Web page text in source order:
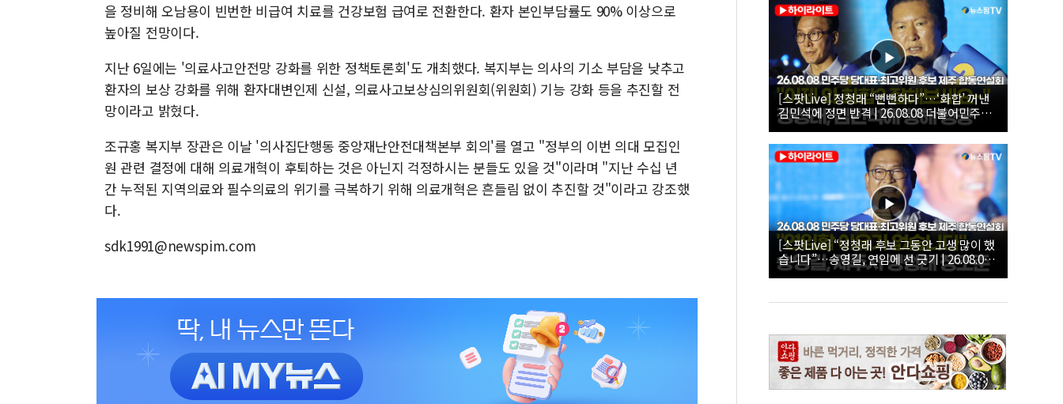
을 정비해 오남용이 빈번한 비급여 치료를 건강보험 급여로 전환한다. 환자 본인부담률도 90% 이상으로
높아질 전망이다.
지난 6일에는 '의료사고안전망 강화를 위한 정책토론회'도 개최했다. 복지부는 의사의 기소 부담을 낮추고
환자의 보상 강화를 위해 환자대변인제 신설, 의료사고보상심의위원회(위원회) 기능 강화 등을 추진할 전
망이라고 밝혔다.
조규홍 복지부 장관은 이날 '의사집단행동 중앙재난안전대책본부 회의'를 열고 "정부의 이번 의대 모집인
원 관련 결정에 대해 의료개혁이 후퇴하는 것은 아닌지 걱정하시는 분들도 있을 것"이라며 "지난 수십 년
간 누적된 지역의료와 필수의료의 위기를 극복하기 위해 의료개혁은 흔들림 없이 추진할 것"이라고 강조했
다.
sdk1991@newspim.com
[스팟Live] 정청래 “뻔뻔하다”…‘화합’ 꺼낸
김민석에 정면 반격 | 26.08.08 더불어민주당
당대표·최고위원 후보 제주 합동연설회
[스팟Live] “정청래 후보 그동안 고생 많이 했
습니다”…송영길, 연임에 선 긋기 | 26.08.08
더불어민주당 당대표·최고위원 후보 제주 합